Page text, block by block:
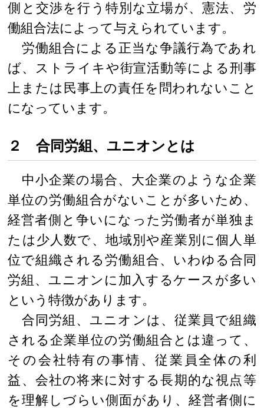
側と交渉を行う特別な立場が、憲法、労
働組合法によって与えられています。
労働組合による正当な争議行為であれ
ば、ストライキや街宣活動等による刑事
上または民事上の責任を問われないこと
になっています。
２ 合同労組、ユニオンとは
中小企業の場合、大企業のような企業
単位の労働組合がないことが多いため、
経営者側と争いになった労働者が単独ま
たは少人数で、地域別や産業別に個人単
位で組織される労働組合、いわゆる合同
労組、ユニオンに加入するケースが多い
という特徴があります。
合同労組、ユニオンは、従業員で組織
される企業単位の労働組合とは違って、
その会社特有の事情、従業員全体の利
益、会社の将来に対する長期的な視点等
を理解しづらい側面があり、経営者側に